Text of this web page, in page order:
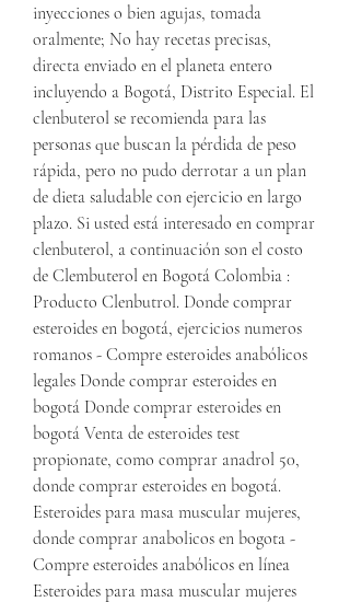
inyecciones o bien agujas, tomada
oralmente; No hay recetas precisas,
directa enviado en el planeta entero
incluyendo a Bogotá, Distrito Especial. El
clenbuterol se recomienda para las
personas que buscan la pérdida de peso
rápida, pero no pudo derrotar a un plan
de dieta saludable con ejercicio en largo
plazo. Si usted está interesado en comprar
clenbuterol, a continuación son el costo
de Clembuterol en Bogotá Colombia :
Producto Clenbutrol. Donde comprar
esteroides en bogotá, ejercicios numeros
romanos - Compre esteroides anabólicos
legales Donde comprar esteroides en
bogotá Donde comprar esteroides en
bogotá Venta de esteroides test
propionate, como comprar anadrol 50,
donde comprar esteroides en bogotá.
Esteroides para masa muscular mujeres,
donde comprar anabolicos en bogota -
Compre esteroides anabólicos en línea
Esteroides para masa muscular mujeres